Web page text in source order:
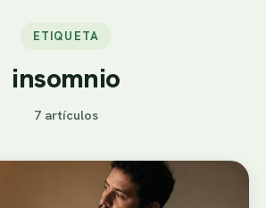
ETIQUETA
insomnio
7 artículos